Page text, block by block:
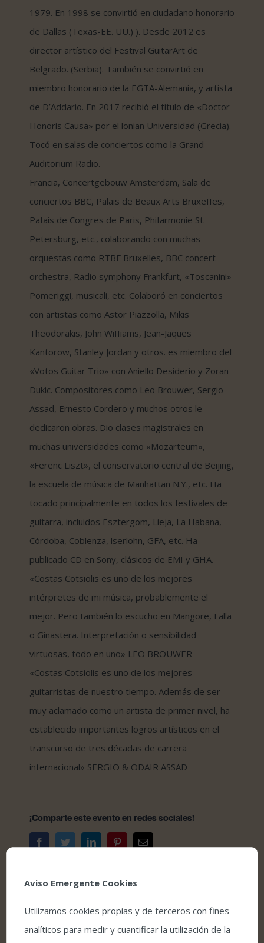
1979. En 1998 se convirtió en ciudadano honorario
de Dallas (Texas-EE. UU.) ). Desde 2012 es
director artístico del Festival GuitarArt de
Belgrado. (Serbia). También se convirtió en
miembro honorario de la EGTA-Alemania, y artista
de D’Addario. En 2017 recibió el título de «Doctor
Honoris Causa» por el lonian Universidad (Grecia).
Tocó en salas de conciertos como la Grand
Auditorium Radio.
Francia, Concertgebouw Amsterdam, Sala de
conciertos BBC, Palais de Beaux Arts BruxeIIes,
PaIais de Congres de Paris, PhiIarmonie St.
Petersburg, etc., colaborando con muchas
orquestas como RTBF Bruxelles, BBC concert
orchestra, Radio symphony Frankfurt, «Toscanini»
Pomeriggi, musicali, etc. Colaboró en conciertos
con artistas como Astor Piazzolla, Mikis
Theodorakis, John WiIIiams, Jean-Jaques
Kantorow, Stanley Jordan y otros. es miembro del
«Votos Guitar Trio» con Aniello Desiderio y Zoran
Dukic. Compositores como Leo Brouwer, Sergio
Assad, Ernesto Cordero y muchos otros le
dedicaron obras. Dio clases magistrales en
muchas universidades como «Mozarteum»,
«Ferenc Liszt», el conservatorio central de Beijing,
la escuela de música de Manhattan N.Y., etc. Ha
tocado principalmente en todos los festivales de
guitarra, incluidos Esztergom, Lieja, La Habana,
Córdoba, Coblenza, lserlohn, GFA, etc. Ha
publicado CD en Sony, clásicos de EMI y GHA.
«Costas Cotsiolis es uno de los mejores
intérpretes de mi música, probablemente el
mejor. Pero también lo escucho en Mangore, Falla
o Ginastera. Interpretación o sensibilidad
virtuosas, todo en uno» LEO BROUWER
«Costas Cotsiolis es uno de los mejores
guitarristas de nuestro tiempo. Además de ser
muy aclamado como un artista de primer nivel, ha
establecido importantes logros artísticos en el
transcurso de tres décadas de carrera
internacional» SERGIO & ODAIR ASSAD
¡Comparte este evento en redes sociales!
FacebookTwitterLinkedInPinterestCorreo
Comprar entradas
Aviso Emergente Cookies
Utilizamos cookies propias y de terceros con fines
analíticos para medir y cuantificar la utilización de la